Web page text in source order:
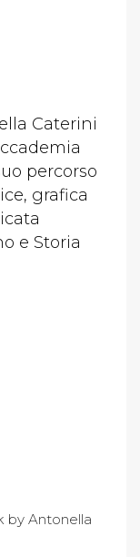
Caterini
percorso
grafica
e Storia